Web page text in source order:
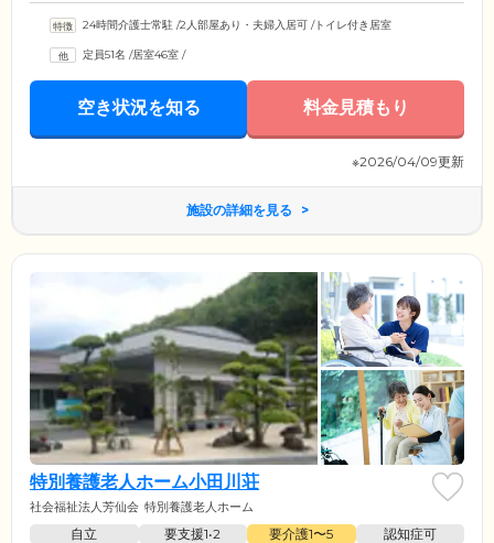
24時間介護士常駐 /2人部屋あり・夫婦入居可 /トイレ付き居室
定員51名 /居室46室 /
空き状況を知る 料金見積もり
※2026/04/09更新
施設の詳細を見る
特別養護老人ホーム小田川荘
社会福祉法人芳仙会 特別養護老人ホーム
自立 要支援1•2 要介護1〜5
認知症可